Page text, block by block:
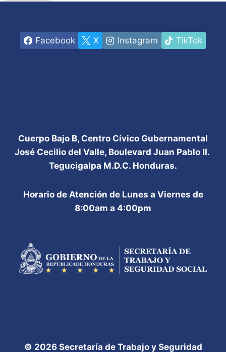
Facebook X Instagram TikTok
Cuerpo Bajo B, Centro Cívico Gubernamental
José Cecilio del Valle, Boulevard Juan Pablo II.
Tegucigalpa M.D.C. Honduras.
Horario de Atención de Lunes a Viernes de
8:00am a 4:00pm
© 2026 Secretaría de Trabajo y Seguridad